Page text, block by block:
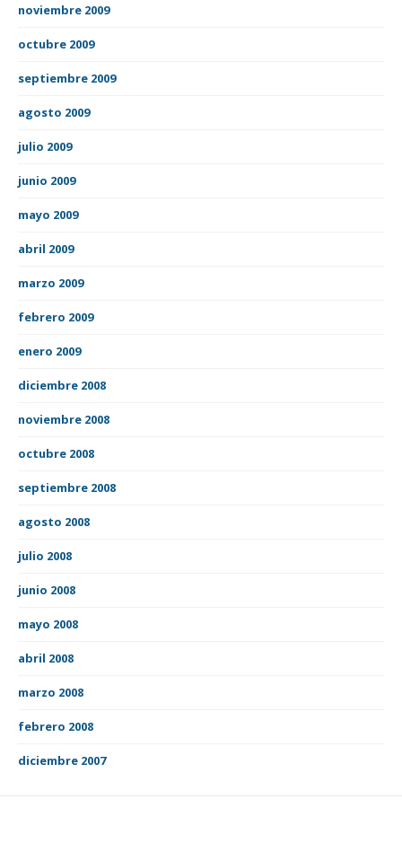
noviembre 2009
octubre 2009
septiembre 2009
agosto 2009
julio 2009
junio 2009
mayo 2009
abril 2009
marzo 2009
febrero 2009
enero 2009
diciembre 2008
noviembre 2008
octubre 2008
septiembre 2008
agosto 2008
julio 2008
junio 2008
mayo 2008
abril 2008
marzo 2008
febrero 2008
diciembre 2007